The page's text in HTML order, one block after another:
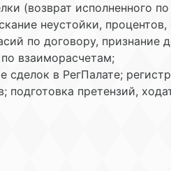
(возврат исполненного
неустойки, процентов,
по договору, признание
взаиморасчетам;
в РегПалате;
претензий,